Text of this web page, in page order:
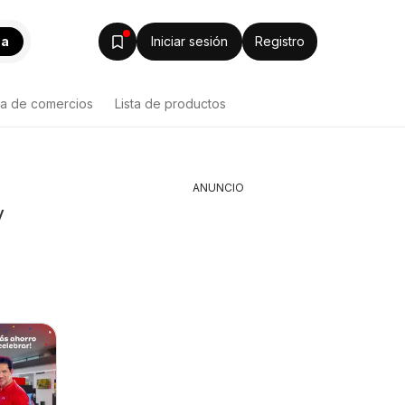
Iniciar sesión Registro
de comercios Lista de productos
ANUNCIO